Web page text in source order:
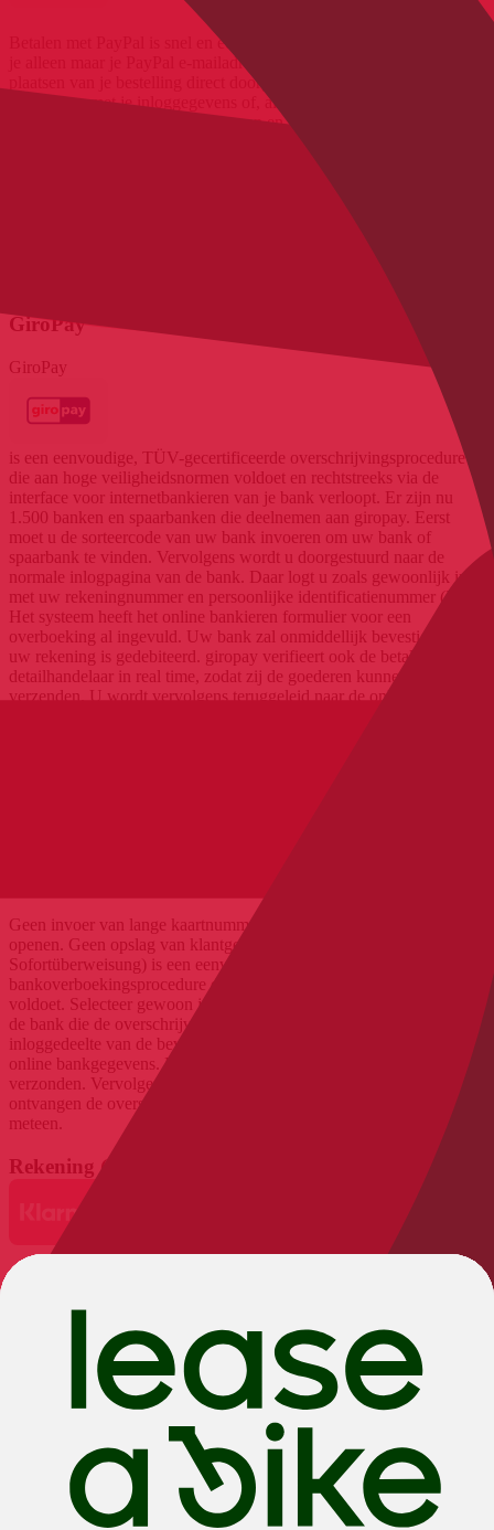
Betalen met PayPal is snel en eenvoudig. Tijdens het bestellen hoef
je alleen maar je PayPal e-mailadres in te voeren en je wordt na het
plaatsen van je bestelling direct doorgestuurd naar PayPal. Daar kun
je inloggen met je inloggegevens of, als je nog geen account hebt,
een nieuwe PayPal-rekening openen en je voorkeursbetaalmethode
invoeren. Je hebt dan drie opties. Of het verschuldigde bedrag wordt
direct van je rekening afgeschreven (klassieke betaalmethode) of je
gebruikt de aankoop na 30 dagen (alleen mogelijk tot bedragen van
€ 1.000). In beide gevallen wordt de bestelling meteen afgerond en
zorgt de verkoper meteen voor de levering. Als je je bestelling
annuleert/terugstuurt, wordt het betreffende bedrag op je PayPal-
rekening bijgeschreven. De derde optie is koop op afbetaling, die
GiroPay
GiroPay
is een eenvoudige, TÜV-gecertificeerde overschrijvingsprocedure
die aan hoge veiligheidsnormen voldoet en rechtstreeks via de
interface voor internetbankieren van je bank verloopt. Er zijn nu
1.500 banken en spaarbanken die deelnemen aan giropay. Eerst
moet u de sorteercode van uw bank invoeren om uw bank of
spaarbank te vinden. Vervolgens wordt u doorgestuurd naar de
normale inlogpagina van de bank. Daar logt u zoals gewoonlijk in
met uw rekeningnummer en persoonlijke identificatienummer (PIN).
Het systeem heeft het online bankieren formulier voor een
overboeking al ingevuld. Uw bank zal onmiddellijk bevestigen dat
uw rekening is gedebiteerd. giropay verifieert ook de betaling aan de
detailhandelaar in real time, zodat zij de goederen kunnen
verzenden. U wordt vervolgens teruggeleid naar de online winkel.
Geen invoer van lange kaartnummers. U hoeft geen rekening te
openen. Geen opslag van klantgegevens: Sofort (voorheen
Sofortüberweisung) is een eenvoudige, TÜV-gecertificeerde
bankoverboekingsprocedure die aan hoge veiligheidsnormen
voldoet. Selecteer gewoon je land tijdens het bestellen en kies dan
de bank die de overschrijving zal uitvoeren. Je wordt dan naar het
inloggedeelte van de beveiligde betaalpagina geleid. Log in met je
online bankgegevens. De informatie wordt gecodeerd naar je bank
verzonden. Vervolgens moet je ter bevestiging je TAN invoeren. We
ontvangen de overschrijving onmiddellijk en verzenden je bestelling
meteen.
Rekening (Klarna)
factuurdatum om uw factuur te betalen. U betaalt pas als u de
goederen hebt ontvangen. Je winkelt op je gemak, rondt je bestelling
af en controleert de producten thuis. De factuur wordt je dan per e-
mail toegestuurd. Als je wilt, kun je tegen een kleine vergoeding de
betalingstermijn nog verder uitstellen. De maximale bestelwaarde is
ongeveer € 3.000 (afhankelijk van kredietwaardigheid en Klarna
bestelhistorie) en bij een bestelling via Klarna kan Klarna de
betaling weigeren omdat niet aan de voorwaarden voor Klarna
wordt voldaan. Controleer nogmaals je persoonlijke gegevens en of
je nog openstaande bedragen hebt bij Klarna. Als alternatief voor